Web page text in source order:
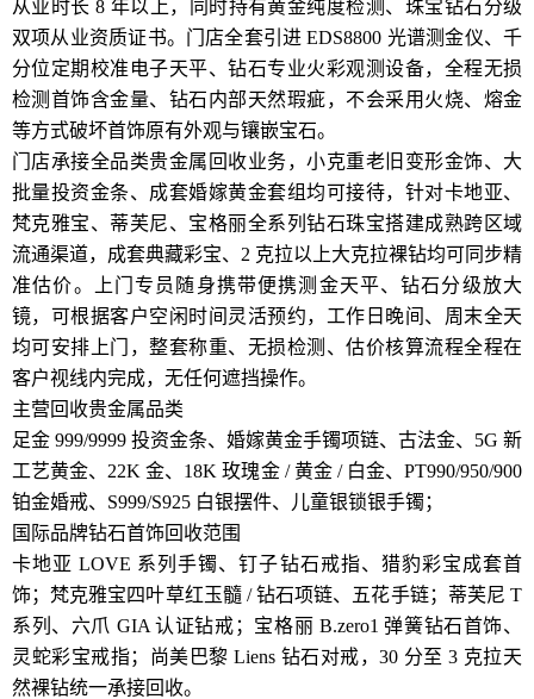
从业时长 8 年以上，同时持有黄金纯度检测、珠宝钻石分级
双项从业资质证书。门店全套引进 EDS8800 光谱测金仪、千
分位定期校准电子天平、钻石专业火彩观测设备，全程无损
检测首饰含金量、钻石内部天然瑕疵，不会采用火烧、熔金
等方式破坏首饰原有外观与镶嵌宝石。
门店承接全品类贵金属回收业务，小克重老旧变形金饰、大
批量投资金条、成套婚嫁黄金套组均可接待，针对卡地亚、
梵克雅宝、蒂芙尼、宝格丽全系列钻石珠宝搭建成熟跨区域
流通渠道，成套典藏彩宝、2 克拉以上大克拉裸钻均可同步精
准估价。上门专员随身携带便携测金天平、钻石分级放大
镜，可根据客户空闲时间灵活预约，工作日晚间、周末全天
均可安排上门，整套称重、无损检测、估价核算流程全程在
客户视线内完成，无任何遮挡操作。
主营回收贵金属品类
足金 999/9999 投资金条、婚嫁黄金手镯项链、古法金、5G 新
工艺黄金、22K 金、18K 玫瑰金 / 黄金 / 白金、PT990/950/900
铂金婚戒、S999/S925 白银摆件、儿童银锁银手镯；
国际品牌钻石首饰回收范围
卡地亚 LOVE 系列手镯、钉子钻石戒指、猎豹彩宝成套首
饰；梵克雅宝四叶草红玉髓 / 钻石项链、五花手链；蒂芙尼 T
系列、六爪 GIA 认证钻戒；宝格丽 B.zero1 弹簧钻石首饰、
灵蛇彩宝戒指；尚美巴黎 Liens 钻石对戒，30 分至 3 克拉天
然裸钻统一承接回收。